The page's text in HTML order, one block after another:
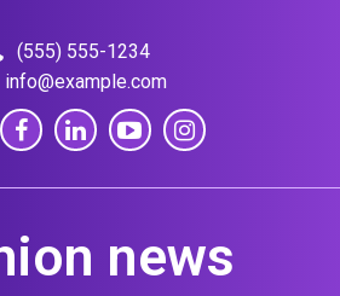
(555) 555-1234
info@example.com
news